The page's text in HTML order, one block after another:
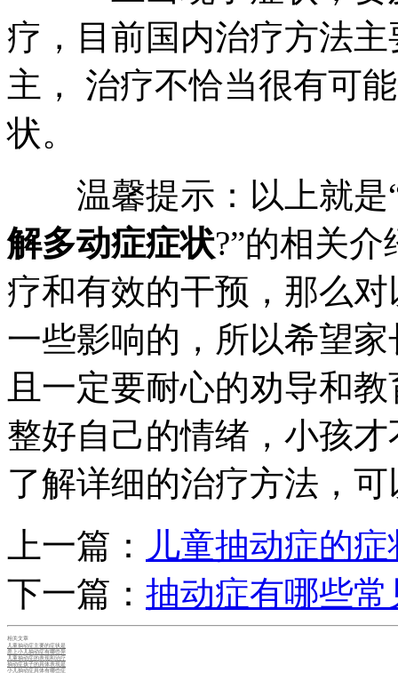
疗，目前国内治疗方法
主， 治疗不恰当很有可
状。
温馨提示：以上就是
解多动症症状?”的相关
疗和有效的干预，那么
一些影响的，所以希望
且一定要耐心的劝导和
整好自己的情绪，小孩
了解详细的治疗方法，可
上一篇： 儿童抽动症的
下一篇： 抽动症有哪些常
相关文章
儿童抽动症主要的症状是
患上小儿抽动症有哪些异
儿童抽动症的表现和治疗
抽动症孩子的具体表现是
小儿抽动症具体有哪些症